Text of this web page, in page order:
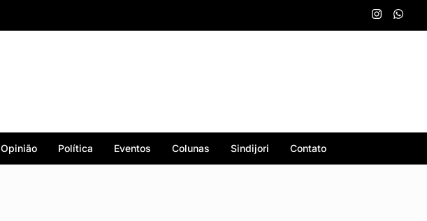
Opinião Política Eventos Colunas Sindijori Contato